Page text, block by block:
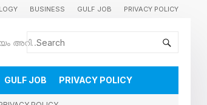
BUSINESS GULF JOB PRIVACY POLICY
കുവൈറ്റിലെ വാർത്തകളും വിശേഷങ്ങളും തൽസമയം അറിയാൻ
GULF JOB PRIVACY POLICY